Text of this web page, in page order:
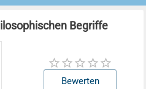
Begriffe
Bewerten